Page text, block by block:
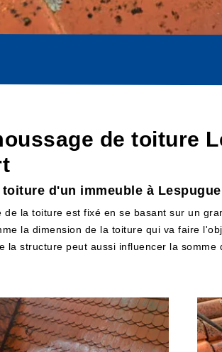
de toiture
d'un immeuble à
la toiture est fixé en se basant sur un
la dimension de la toiture qui va faire
la structure peut aussi influencer la